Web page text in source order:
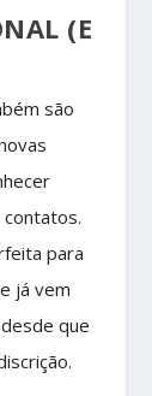
(E
são
para
já vem
que